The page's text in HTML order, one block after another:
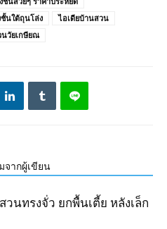
นใต้ถุนโล่ง
ไอเดียบ้านสวน
นวัยเกษียณ
จากผู้เขียน
วนทรงจั่ว ยกพื้นเตี้ย หลังเล็ก